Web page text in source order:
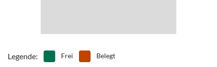
Legende: Frei Belegt